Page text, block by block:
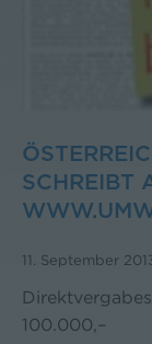
SCHREIBT
11. September
100.000,–